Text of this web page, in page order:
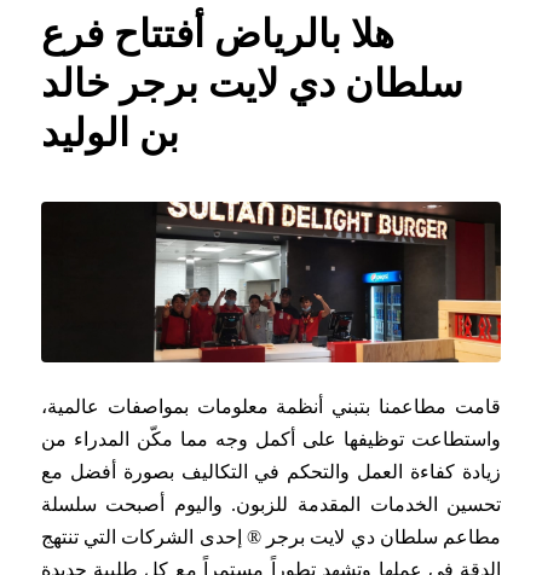
هلا بالرياض أفتتاح فرع
سلطان دي لايت برجر خالد
بن الوليد
قامت مطاعمنا بتبني أنظمة معلومات بمواصفات عالمية،
واستطاعت توظيفها على أكمل وجه مما مكّن المدراء من
زيادة كفاءة العمل والتحكم في التكاليف بصورة أفضل مع
تحسين الخدمات المقدمة للزبون. واليوم أصبحت سلسلة
مطاعم سلطان دي لايت برجر ® إحدى الشركات التي تنتهج
الدقة في عملها وتشهد تطوراً مستمراً مع كل طلبية جديدة